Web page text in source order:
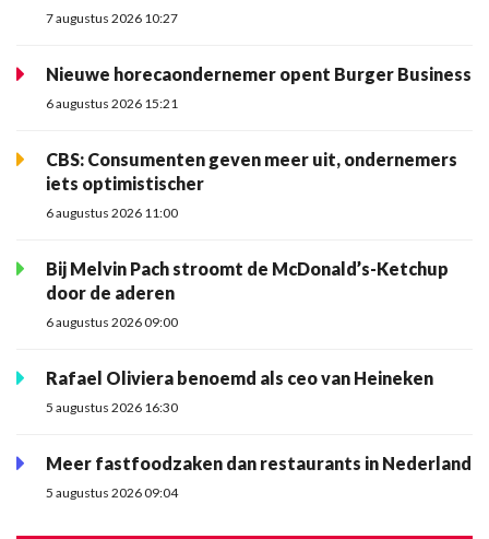
7 augustus 2026 10:27
Nieuwe horecaondernemer opent Burger Business
6 augustus 2026 15:21
CBS: Consumenten geven meer uit, ondernemers
iets optimistischer
6 augustus 2026 11:00
Bij Melvin Pach stroomt de McDonald’s-Ketchup
door de aderen
6 augustus 2026 09:00
Rafael Oliviera benoemd als ceo van Heineken
5 augustus 2026 16:30
Meer fastfoodzaken dan restaurants in Nederland
5 augustus 2026 09:04